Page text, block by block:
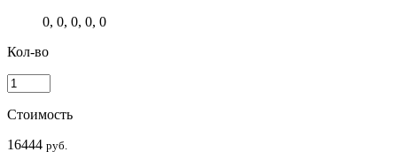
0, 0, 0, 0, 0
Кол-во
Стоимость
16444 руб.